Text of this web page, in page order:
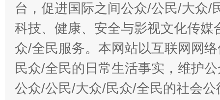
台，促进国际之间公众/公民/大众/
科技、健康、安全与影视文化传
众/全民服务。本网站以互联网网
民众/全民的日常生活事实，维护
公众/公民/大众/民众/全民的社会公